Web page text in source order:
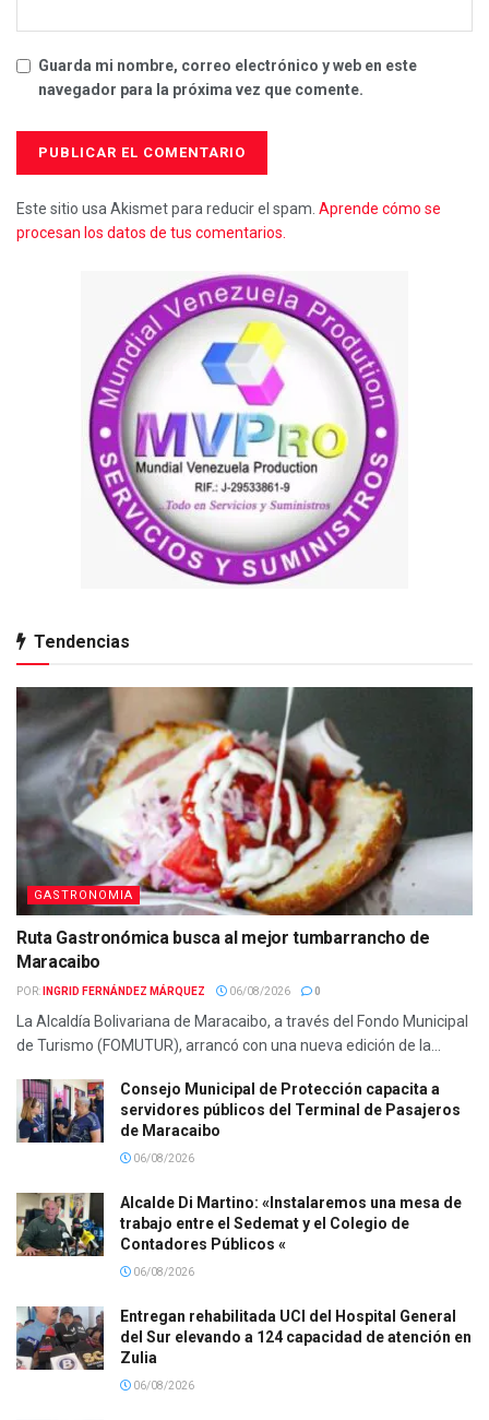
Guarda mi nombre, correo electrónico y web en este
navegador para la próxima vez que comente.
Este sitio usa Akismet para reducir el spam. Aprende cómo se
procesan los datos de tus comentarios.
Tendencias
GASTRONOMIA
Ruta Gastronómica busca al mejor tumbarrancho de
Maracaibo
POR: INGRID FERNÁNDEZ MÁRQUEZ 06/08/2026 0
La Alcaldía Bolivariana de Maracaibo, a través del Fondo Municipal
de Turismo (FOMUTUR), arrancó con una nueva edición de la...
Consejo Municipal de Protección capacita a
servidores públicos del Terminal de Pasajeros
de Maracaibo
06/08/2026
Alcalde Di Martino: «Instalaremos una mesa de
trabajo entre el Sedemat y el Colegio de
Contadores Públicos «
06/08/2026
Entregan rehabilitada UCI del Hospital General
del Sur elevando a 124 capacidad de atención en
Zulia
06/08/2026